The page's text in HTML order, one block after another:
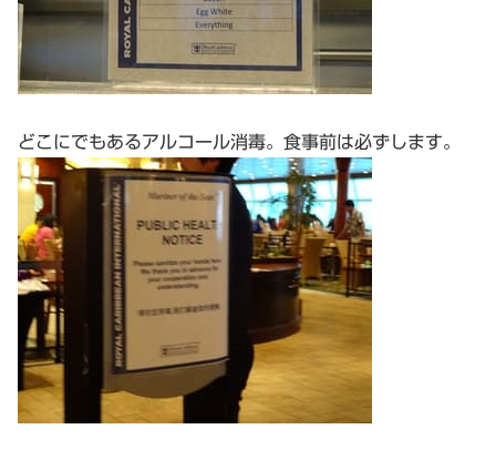
どこにでもあるアルコール消毒。食事前は必ずします。